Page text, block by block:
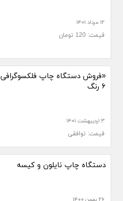
۱۲ مرداد ۱۴۰۱
قیمت: 120 تومان
«فروش دستگاه چاپ فلکسوگرافی
۶ رنگ
۳ اردیبهشت ۱۴۰۱
قیمت: توافقی
دستگاه چاپ نایلون و کیسه